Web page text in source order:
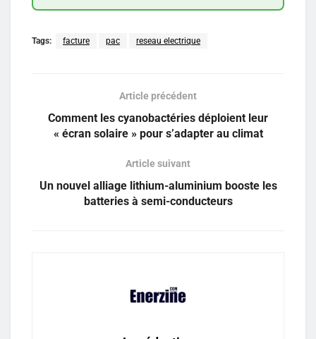
Tags: facture pac reseau electrique
Article précédent
Comment les cyanobactéries déploient leur
« écran solaire » pour s’adapter au climat
Article suivant
Un nouvel alliage lithium-aluminium booste les
batteries à semi-conducteurs